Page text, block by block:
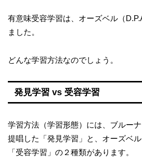
有意味受容学習は、オーズベル（
ました。
どんな学習方法なのでしょう。
発見学習 vs 受容学習
学習方法（学習形態）には、ブルー
提唱した「発見学習」と、オーズベ
「受容学習」の２種類があります。